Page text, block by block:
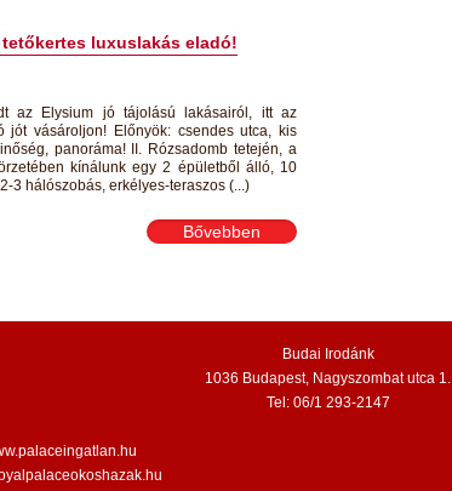
tetőkertes luxuslakás eladó!
az Elysium jó tájolású lakásairól, itt az
jót vásároljon! Előnyök: csendes utca, kis
panoráma! II. Rózsadomb tetején, a
kínálunk egy 2 épületből álló, 10
3 hálószobás, erkélyes-teraszos (...)
Bővebben
Budai Irodánk
1036 Budapest, Nagyszombat utca 1.
Tel: 06/1 293-2147